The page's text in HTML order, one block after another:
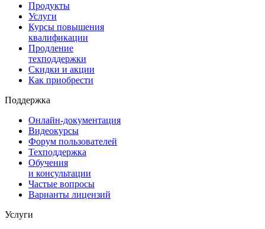
Продукты
Услуги
Курсы повышения
квалификации
Продление
техподдержки
Скидки и акции
Как приобрести
Поддержка
Онлайн-документация
Видеокурсы
Форум пользователей
Техподдержка
Обучения
и консультации
Частые вопросы
Варианты лицензий
Услуги